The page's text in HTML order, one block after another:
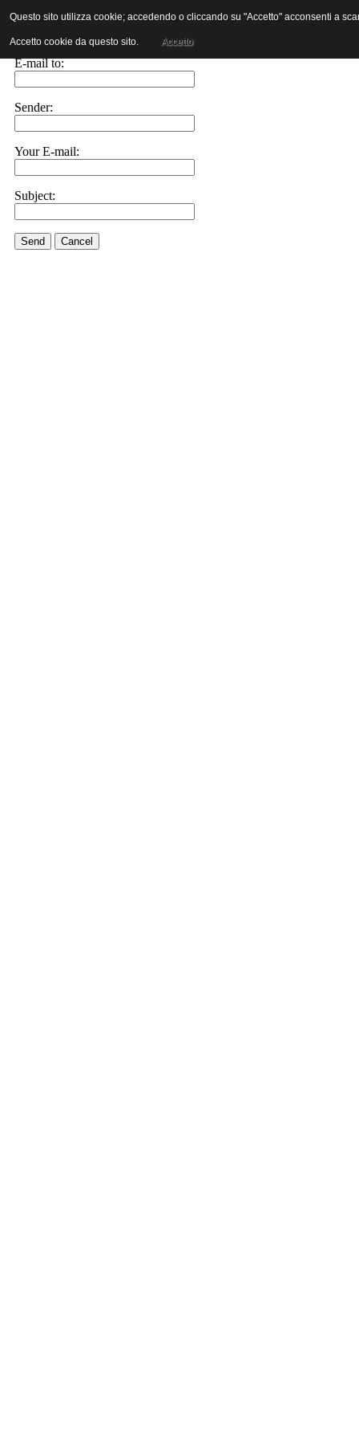
E-mail this link to a friend.
E-mail to:
Sender:
Your E-mail:
Subject:
Send Cancel
Questo sito utilizza cookie; accedendo o cliccando su "Accetto" acconsenti a
Accetto cookie da questo sito. Accetto